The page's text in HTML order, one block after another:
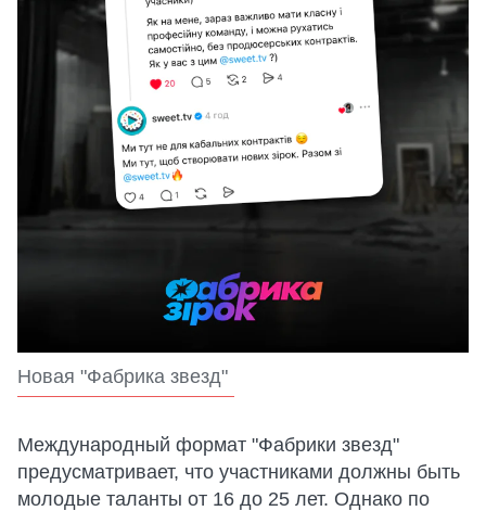
Новая "Фабрика звезд"
Международный формат "Фабрики звезд"
предусматривает, что участниками должны быть
молодые таланты от 16 до 25 лет. Однако по